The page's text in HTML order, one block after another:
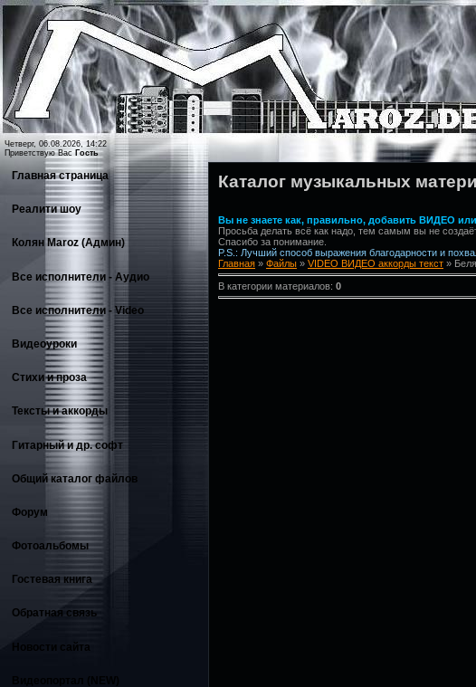
Четверг, 06.08.2026, 14:22
Приветствую Вас Гость
Главная страница
Реалити шоу
Колян Maroz (Админ)
Все исполнители - Аудио
Все исполнители - Video
Видеоуроки
Стихи и проза
Тексты и аккорды
Гитарный и др. софт
Общий каталог файлов
Форум
Фотоальбомы
Гостевая книга
Обратная связь
Новости сайта
Каталог музыкальных
Вы не знаете как, правильно, добавить ВИДЕО
Просьба делать всё как надо, тем самым вы не
Спасибо за понимание.
P.S.: Лучший способ выражения благодарности и
Главная » Файлы » VIDEO ВИДЕО аккорды текст »
В категории материалов: 0